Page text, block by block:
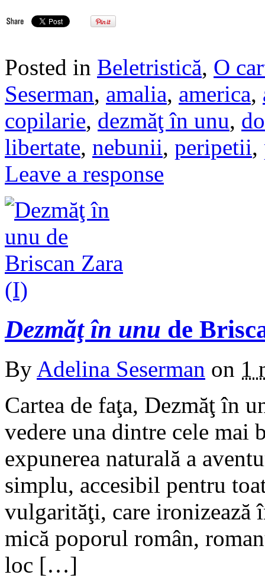
Posted in Beletristică, O
Seserman, amalia, america,
copilarie, dezmăţ în unu,
libertate, nebunii, peripetii,
Leave a response
Dezmăţ în unu de
By Adelina Seserman on 1
Cartea de faţa, Dezmăţ în
vedere una dintre cele mai
expunerea naturală a
simplu, accesibil pentru
vulgarităţi, care ironizează
mică poporul român,
loc […]